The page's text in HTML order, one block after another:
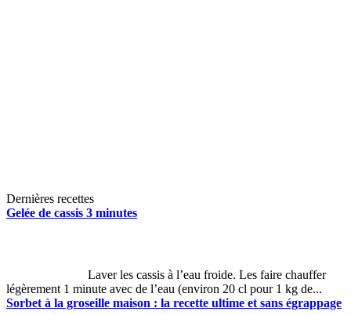
Dernières recettes
Gelée de cassis 3 minutes
Laver les cassis à l’eau froide. Les faire chauffer
légèrement 1 minute avec de l’eau (environ 20 cl pour 1 kg de...
Sorbet à la groseille maison : la recette ultime et sans égrappage